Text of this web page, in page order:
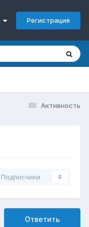
Регистрация
Активность
Подписчики 0
Ответить